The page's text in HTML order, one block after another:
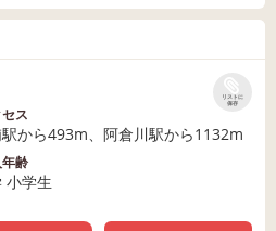
リストに
保存
ス
から493m、阿倉川駅から1132m
齢
小学生